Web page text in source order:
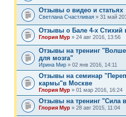
Отзывы о видео и статьях
Светлана Счастливая » 31 май
Отзывы о Бале 4-х Стихий
Глория Мур » 24 авг 2016, 13:56
Отзывы на тренинг
для мозга"
Ирина Мир » 02 янв 2016, 14:11
Отзывы на семинар
кармы"в Москве
Глория Мур » 01 мар 2016, 16:24
Отзывы на тренинг "Сила
Глория Мур » 28 авг 2015, 11:04